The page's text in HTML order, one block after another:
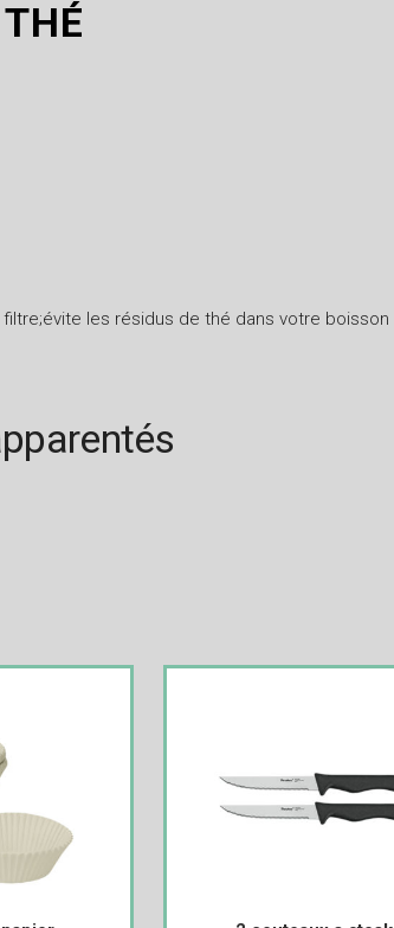
les résidus de thé dans votre boisson